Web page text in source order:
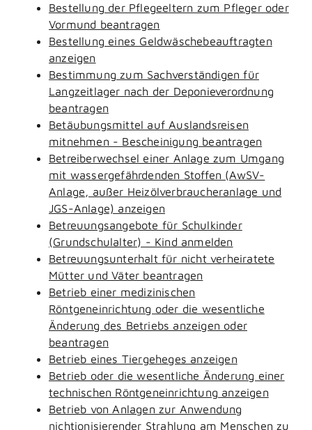
Bestellung der Pflegeeltern zum Pfleger oder
Vormund beantragen
Bestellung eines Geldwäschebeauftragten
anzeigen
Bestimmung zum Sachverständigen für
Langzeitlager nach der Deponieverordnung
beantragen
Betäubungsmittel auf Auslandsreisen
mitnehmen - Bescheinigung beantragen
Betreiberwechsel einer Anlage zum Umgang
mit wassergefährdenden Stoffen (AwSV-
Anlage, außer Heizölverbraucheranlage und
JGS-Anlage) anzeigen
Betreuungsangebote für Schulkinder
(Grundschulalter) - Kind anmelden
Betreuungsunterhalt für nicht verheiratete
Mütter und Väter beantragen
Betrieb einer medizinischen
Röntgeneinrichtung oder die wesentliche
Änderung des Betriebs anzeigen oder
beantragen
Betrieb eines Tiergeheges anzeigen
Betrieb oder die wesentliche Änderung einer
technischen Röntgeneinrichtung anzeigen
Betrieb von Anlagen zur Anwendung
nichtionisierender Strahlung am Menschen zu